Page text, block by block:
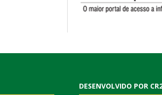
DESENVOLVIDO POR